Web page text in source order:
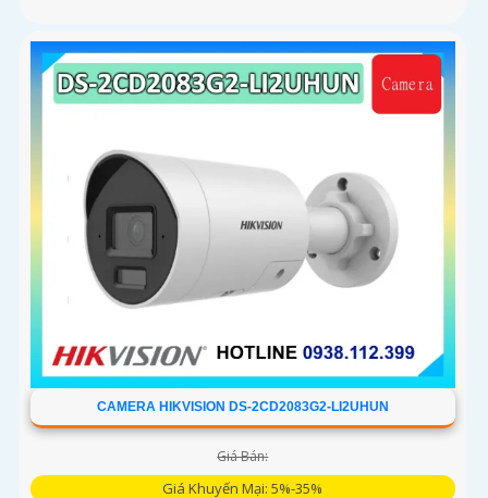
CAMERA HIKVISION DS-2CD2083G2-LI2UHUN
Giá Bán:
Giá Khuyến Mại: 5%-35%